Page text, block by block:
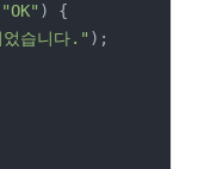
"OK" ) {
었습니다." );